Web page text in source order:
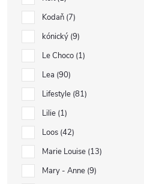
Kodaň 7
kónický 9
Le Choco 1
Lea 90
Lifestyle 81
Lilie 1
Loos 42
Marie Louise 13
Mary - Anne 9